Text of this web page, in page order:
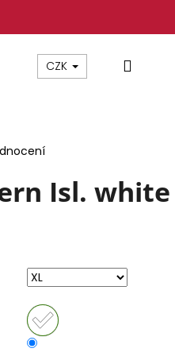
CZK Hledat
Isl. white
TSB26009